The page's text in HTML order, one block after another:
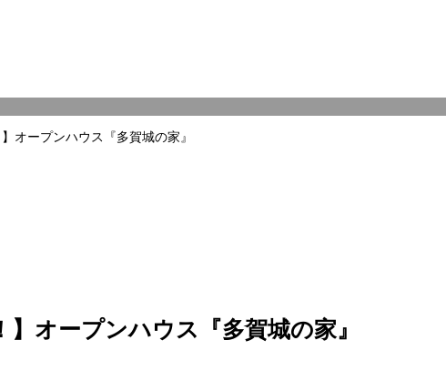
オープンハウス『多賀城の家』
】オープンハウス『多賀城の家』